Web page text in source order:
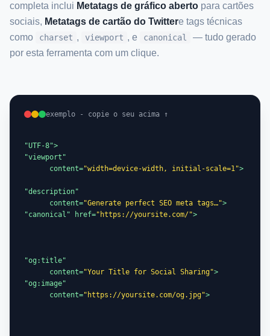
completa inclui Metatags de gráfico aberto para cartões
sociais, Metatags de cartão do Twittere tags técnicas
como
charset , viewport , e canonical
— tudo gerado
por esta ferramenta com um clique.
exemplo - copie o seu acima ↑
"viewport"
      content=
"width=device-width, initial-scale=1"
"description"
      content=
"Generate perfect SEO meta tags…"
"canonical" href="https://yoursite.com/"
"og:title"
      content=
"Your Title for Social Sharing"
"og:image"
      content=
"https://yoursite.com/og.jpg"